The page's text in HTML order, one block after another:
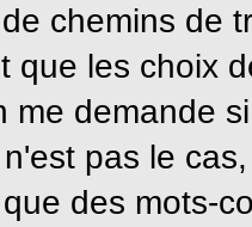
chemins de
que les choix
me demande
pas le
des mots-